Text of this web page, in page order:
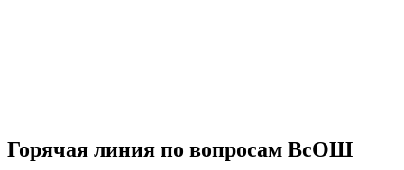
Горячая линия по вопросам ВcОШ